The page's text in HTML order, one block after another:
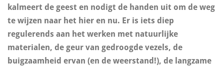
kalmeert de geest en nodigt de handen uit om de weg
te wijzen naar het hier en nu. Er is iets diep
regulerends aan het werken met natuurlijke
materialen, de geur van gedroogde vezels, de
buigzaamheid ervan (en de weerstand!), de langzame